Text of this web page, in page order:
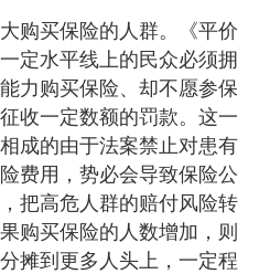
买保险的人群。《平价
定水平线上的民众必须拥
力购买保险、却不愿参保
收一定数额的罚款。这一
成的由于法案禁止对患有
费用，势必会导致保险公
把高危人群的赔付风险转
购买保险的人数增加，则
摊到更多人头上，一定程